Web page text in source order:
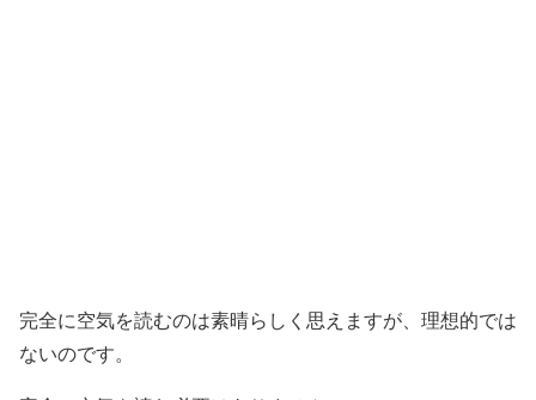
完全に空気を読むのは素晴らしく思えますが、理想的では
ないのです。